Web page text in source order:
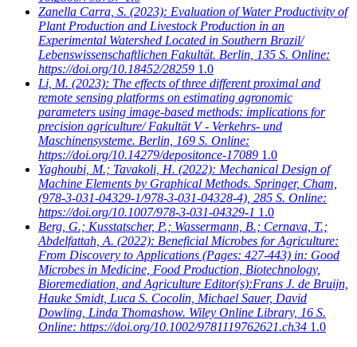
Zanella Carra, S. (2023): Evaluation of Water Productivity of
Plant Production and Livestock Production in an
Experimental Watershed Located in Southern Brazil/
Lebenswissenschaftlichen Fakultät. Berlin, 135 S. Online:
https://doi.org/10.18452/28259 1.0
Li, M. (2023): The effects of three different proximal and
remote sensing platforms on estimating agronomic
parameters using image-based methods: implications for
precision agriculture/ Fakultät V - Verkehrs- und
Maschinensysteme. Berlin, 169 S. Online:
https://doi.org/10.14279/depositonce-17089 1.0
Yaghoubi, M.; Tavakoli, H. (2022): Mechanical Design of
Machine Elements by Graphical Methods. Springer, Cham,
(978-3-031-04329-1/978-3-031-04328-4), 285 S. Online:
https://doi.org/10.1007/978-3-031-04329-1 1.0
Berg, G.; Kusstatscher, P.; Wassermann, B.; Cernava, T.;
Abdelfattah, A. (2022): Beneficial Microbes for Agriculture:
From Discovery to Applications (Pages: 427-443) in: Good
Microbes in Medicine, Food Production, Biotechnology,
Bioremediation, and Agriculture Editor(s):Frans J. de Bruijn,
Hauke Smidt, Luca S. Cocolin, Michael Sauer, David
Dowling, Linda Thomashow. Wiley Online Library, 16 S.
Online: https://doi.org/10.1002/9781119762621.ch34 1.0